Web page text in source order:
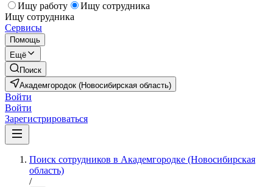
Ищу работу
Ищу сотрудника
Ищу сотрудника
Сервисы
Помощь
Ещё
Поиск
Академгородок (Новосибирская область)
Войти
Войти
Зарегистрироваться
Поиск сотрудников в Академгородке (Новосибирская
область)
/